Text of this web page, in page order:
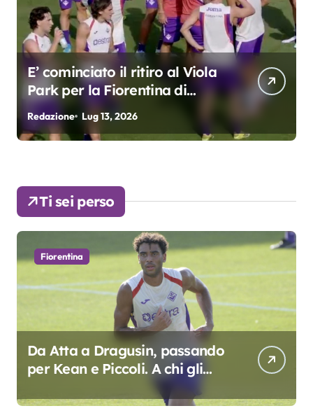
Grosso: “Giocheremo col 4-3-
3. Kean e Fagioli
fondamentali. Atta grande
colpo”
Redazione Lug 9, 2026
Ti sei perso
Fiorentina
Da Atta a Dragusin, passando
per Kean e Piccoli. A chi gli
oscar del precampionato?